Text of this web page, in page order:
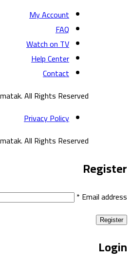
My Account
FAQ
Watch on TV
Help Center
Contact
All Rights Reserved
Privacy Policy
All Rights Reserved
Register
Email address
*
Register
Login